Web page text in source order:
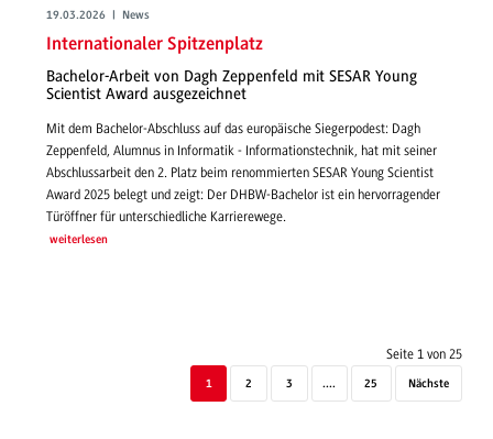
19.03.2026 | News
Internationaler Spitzenplatz
Bachelor-Arbeit von Dagh Zeppenfeld mit SESAR Young
Scientist Award ausgezeichnet
Mit dem Bachelor-Abschluss auf das europäische Siegerpodest: Dagh
Zeppenfeld, Alumnus in Informatik - Informationstechnik, hat mit seiner
Abschlussarbeit den 2. Platz beim renommierten SESAR Young Scientist
Award 2025 belegt und zeigt: Der DHBW-Bachelor ist ein hervorragender
Türöffner für unterschiedliche Karrierewege.
weiterlesen
Seite 1 von 25
1 2 3 .... 25 Nächste